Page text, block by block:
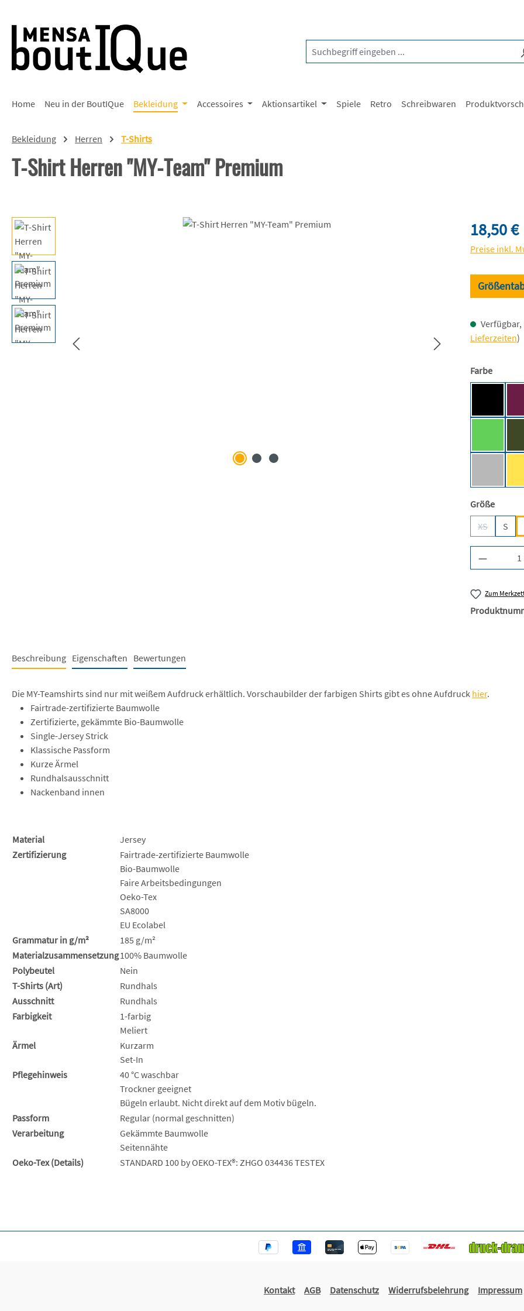
Home Neu in der BoutIQue Bekleidung Accessoires Aktionsartikel Spiele Retro Schreibwaren
Bekleidung Herren T-Shirts
T-Shirt Herren "MY-Team" Premium
Bildergalerie überspringen Regulärer
18,50 €
Preise inkl.
Verfügbar,
Lieferzeiten)
Farbe
Größe
XS
(Diese
S
Zum
Beschreibung Eigenschaften Bewertungen
Die MY-Teamshirts sind nur mit weißem Aufdruck erhältlich. Vorschaubilder der farbigen Shirts gibt es ohne Aufdruck hier.
Fairtrade-zertifizierte Baumwolle
Zertifizierte, gekämmte Bio-Baumwolle
Single-Jersey Strick
Klassische Passform
Kurze Ärmel
Rundhalsausschnitt
Nackenband innen
Material
Jersey
Zertifizierung
Fairtrade-zertifizierte Baumwolle
Bio-Baumwolle
Faire Arbeitsbedingungen
Oeko-Tex
SA8000
EU Ecolabel
Grammatur in g/m²
185 g/m²
Materialzusammensetzung100% Baumwolle
Polybeutel
Nein
T-Shirts (Art)
Rundhals
Ausschnitt
Rundhals
Farbigkeit
1-farbig
Meliert
Ärmel
Kurzarm
Set-In
Pflegehinweis
40 °C waschbar
Trockner geeignet
Bügeln erlaubt. Nicht direkt auf dem Motiv bügeln.
Passform
Regular (normal geschnitten)
Verarbeitung
Gekämmte Baumwolle
Seitennähte
Oeko-Tex (Details)
STANDARD 100 by OEKO-TEX®: ZHGO 034436 TESTEX
Kontakt AGB Datenschutz Widerrufsbelehrung Impressum